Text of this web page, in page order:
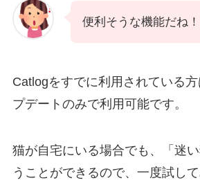
便利そうな機能だね！
Catlogをすでに利用されている
プデートのみで利用可能です。
猫が自宅にいる場合でも、「迷
うことができるので、一度試して